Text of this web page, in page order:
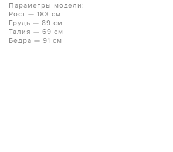
Параметры модели:
Рост — 183 см
Грудь — 89 см
Талия — 69 см
Бедра — 91 см